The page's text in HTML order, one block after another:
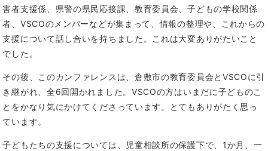
害者支援係、県警の県民応接課、教育委員会、子どもの学校関係
者、VSCOのメンバーなどが集まって、情報の整理や、これからの
支援について話し合いを持ちました。これは大変ありがたいこと
でした。
その後、このカンファレンスは、倉敷市の教育委員会とVSCOに引
き継がれ、全6回開かれました。VSCOの方はいまだに子どものこ
とをかなり気にかけてくださっています。とてもありがたく思っ
ています。
子どもたちの支援については、児童相談所の保護下で、1か月、一